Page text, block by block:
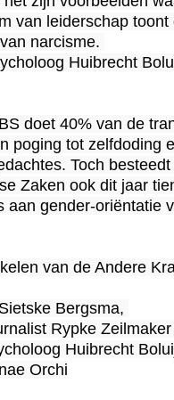
van leiderschap toont
narcisme.
Huibrecht
doet 40% van de
poging tot zelfdoding
Toch
Zaken ook dit jaar
aan gender-oriëntatie
van de Andere
Bergsma,
Rypke Zeilmaker
Huibrecht
Orchi